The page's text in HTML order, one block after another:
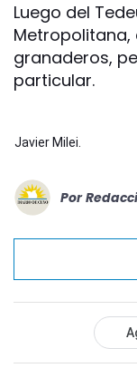
Luego del
Metropolitana,
granaderos,
particular.
Javier Milei.
Por